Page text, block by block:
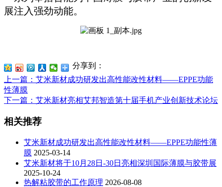
展注入强劲动能。
分享到：
上一篇 ：艾米新材成功研发出高性能改性材料——EPPE功能
性薄膜
下一篇 ：艾米新材亮相艾邦智造第十届手机产业创新技术论坛
相关推荐
艾米新材成功研发出高性能改性材料——EPPE功能性薄
膜 2025-03-14
艾米新材将于10月28日-30日亮相深圳国际薄膜与胶带展
2025-10-24
热解粘胶带的工作原理 2026-08-08